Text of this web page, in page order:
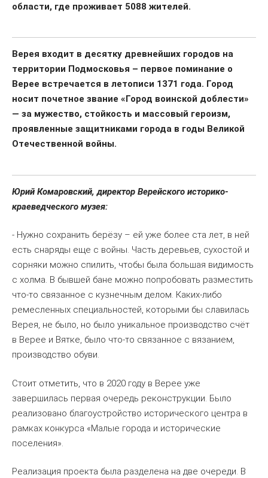
области, где проживает 5088 жителей.
Верея входит в десятку древнейших городов на
территории Подмосковья – первое поминание о
Верее встречается в летописи 1371 года. Город
носит почетное звание «Город воинской доблести»
— за мужество, стойкость и массовый героизм,
проявленные защитниками города в годы Великой
Отечественной войны.
Юрий Комаровский, директор Верейского историко-
краеведческого музея:
- Нужно сохранить берёзу – ей уже более ста лет, в ней
есть снаряды еще с войны. Часть деревьев, сухостой и
сорняки можно спилить, чтобы была большая видимость
с холма. В бывшей бане можно попробовать разместить
что-то связанное с кузнечным делом. Каких-либо
ремесленных специальностей, которыми бы славилась
Верея, не было, но было уникальное производство счёт
в Верее и Вятке, было что-то связанное с вязанием,
производство обуви.
Стоит отметить, что в 2020 году в Верее уже
завершилась первая очередь реконструкции. Было
реализовано благоустройство исторического центра в
рамках конкурса «Малые города и исторические
поселения».
Реализация проекта была разделена на две очереди. В